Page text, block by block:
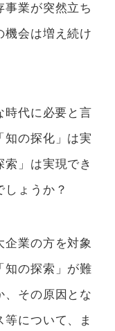
業が突然立ち
機会は増え続け
代に必要と言
知の探化」は実
」は実現でき
ょうか？
企業の方を対象
知の探索」が難
、その原因とな
について、ま